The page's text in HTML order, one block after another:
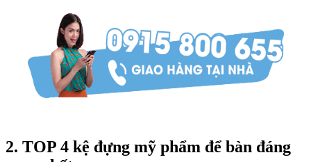
2. TOP 4 kệ đựng mỹ phẩm để bàn đáng